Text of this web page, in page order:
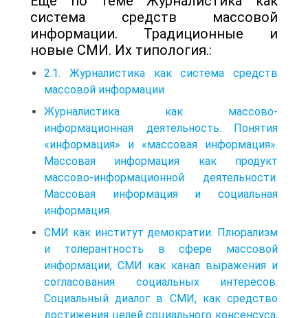
система средств массовой
информации. Традиционные и
новые СМИ. Их типология.:
2.1. Журналистика как система средств
массовой информации
Журналистика как массово-
информационная деятельность. Понятия
«информация» и «массовая информация».
Массовая информация как продукт
массово-информационной деятельности.
Массовая информация и социальная
информация.
СМИ как институт демократии. Плюрализм
и толерантность в сфере массовой
информации, СМИ как канал выражения и
согласования социальных интересов.
Социальный диалог в СМИ, как средство
достижения целей социального консенсуса,